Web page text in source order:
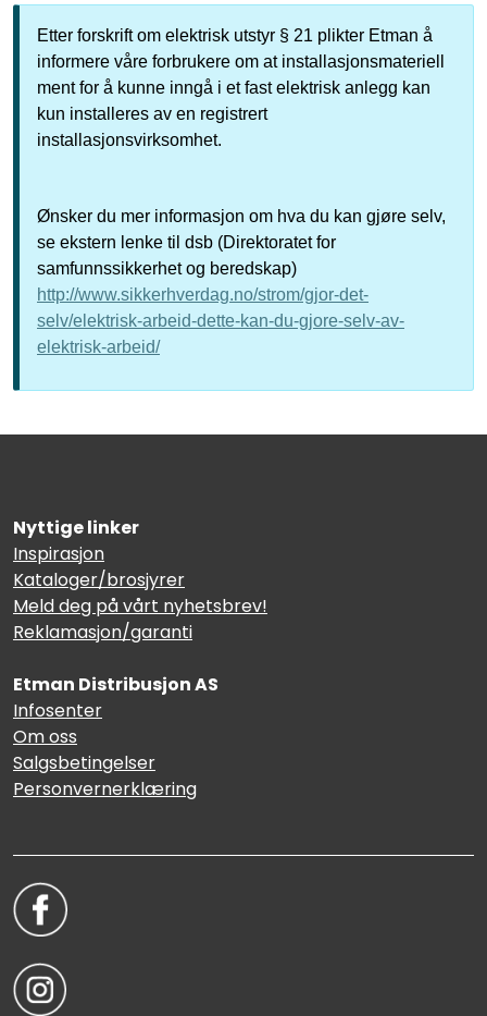
Etter forskrift om elektrisk utstyr § 21 plikter Etman å
informere våre forbrukere om at installasjonsmateriell
ment for å kunne inngå i et fast elektrisk anlegg kan
kun installeres av en registrert
installasjonsvirksomhet.
Ønsker du mer informasjon om hva du kan gjøre selv,
se ekstern lenke til dsb (Direktoratet for
samfunnssikkerhet og beredskap)
http://www.sikkerhverdag.no/strom/gjor-det-
selv/elektrisk-arbeid-dette-kan-du-gjore-selv-av-
elektrisk-arbeid/
Nyttige linker
Inspirasjon
Kataloger/brosjyrer
Meld deg på vårt nyhetsbrev!
Reklamasjon/garanti
Etman Distribusjon AS
Infosenter
Om oss
Salgsbetingelser
Personvernerklæring